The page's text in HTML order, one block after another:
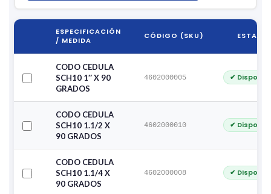
ESPECIFICACIÓN
/ MEDIDA
CÓDIGO (SKU) ESTADO
CODO CEDULA
SCH10 1″ X 90
GRADOS
4602000005 ✔
CODO CEDULA
SCH10 1.1/2 X
90 GRADOS
4602000010 ✔
CODO CEDULA
SCH10 1.1/4 X
90 GRADOS
4602000008 ✔